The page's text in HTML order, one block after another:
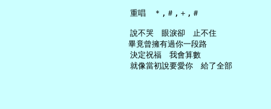
     重唱　＊,＃,＋,＃
     說不哭　眼淚卻　止不住
   　畢竟曾擁有過你一段路
     決定祝福　我會算數